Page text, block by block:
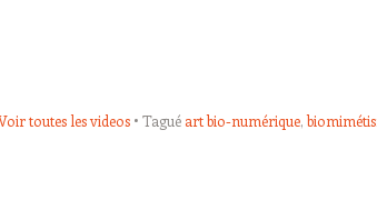
toutes les videos Tagué art bio-numérique,